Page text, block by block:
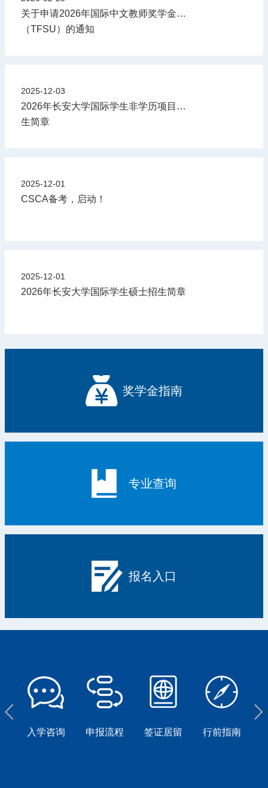
关于申请2026年国际中文教师奖学金
（TFSU）的通知
2025-12-03
2026年长安大学国际学生非学历项目招
生简章
2025-12-01
CSCA备考，启动！
2025-12-01
2026年长安大学国际学生硕士招生简章
奖学金指南
专业查询
报名入口
入学咨询 申报流程 签证居留 行前指南